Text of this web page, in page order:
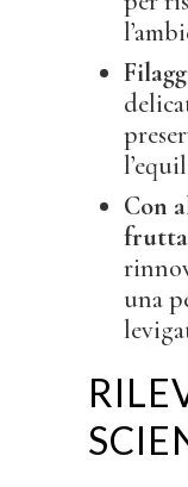
Con
frutta
una